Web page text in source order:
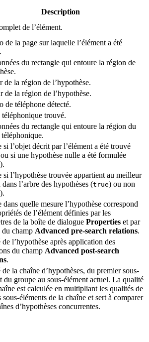
Description
de l’élément.
de la page sur laquelle l’élément a été
du rectangle qui entoure la région de
de la région de l’hypothèse.
de la région de l’hypothèse.
de téléphone détecté.
trouvé.
du rectangle qui entoure la région du
si l’objet décrit par l’élément a été trouvé
si une hypothèse nulle a été formulée
).
si l’hypothèse trouvée appartient au meilleur
l’arbre des hypothèses (true) ou non
).
dans quelle mesure l’hypothèse correspond
de l’élément définies par les
de la boîte de dialogue Properties et par
du champ Advanced pre-search relations.
l’hypothèse après application des
du champ Advanced post-search
.
la chaîne d’hypothèses, du premier sous-
du groupe au sous-élément actuel. La qualité
est calculée en multipliant les qualités de
sous-éléments de la chaîne et sert à comparer
d’hypothèses concurrentes.